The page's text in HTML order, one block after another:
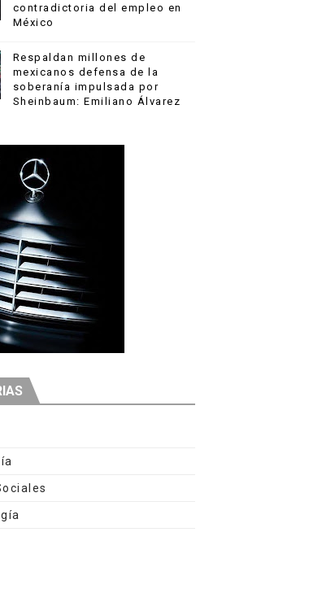
contradictoria del empleo en
México
Respaldan millones de
mexicanos defensa de la
soberanía impulsada por
Sheinbaum: Emiliano Álvarez